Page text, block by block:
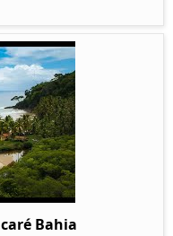
Bahia